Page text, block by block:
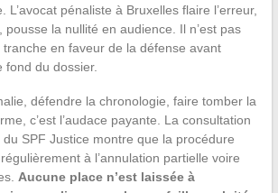
L’avocat pénaliste à Bruxelles flaire l’erreur,
pousse la nullité en audience. Il n’est pas
en faveur de la défense avant
fond du dossier.
défendre la chronologie, faire tomber la
c’est l’audace payante. La consultation
SPF Justice montre que la procédure
à l’annulation partielle voire
Aucune place n’est laissée à